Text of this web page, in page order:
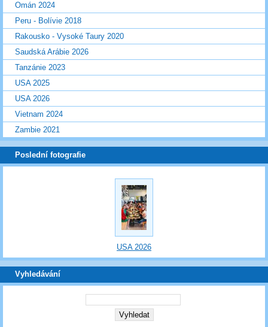
Omán 2024
Peru - Bolívie 2018
Rakousko - Vysoké Taury 2020
Saudská Arábie 2026
Tanzánie 2023
USA 2025
USA 2026
Vietnam 2024
Zambie 2021
Poslední fotografie
USA 2026
Vyhledávání